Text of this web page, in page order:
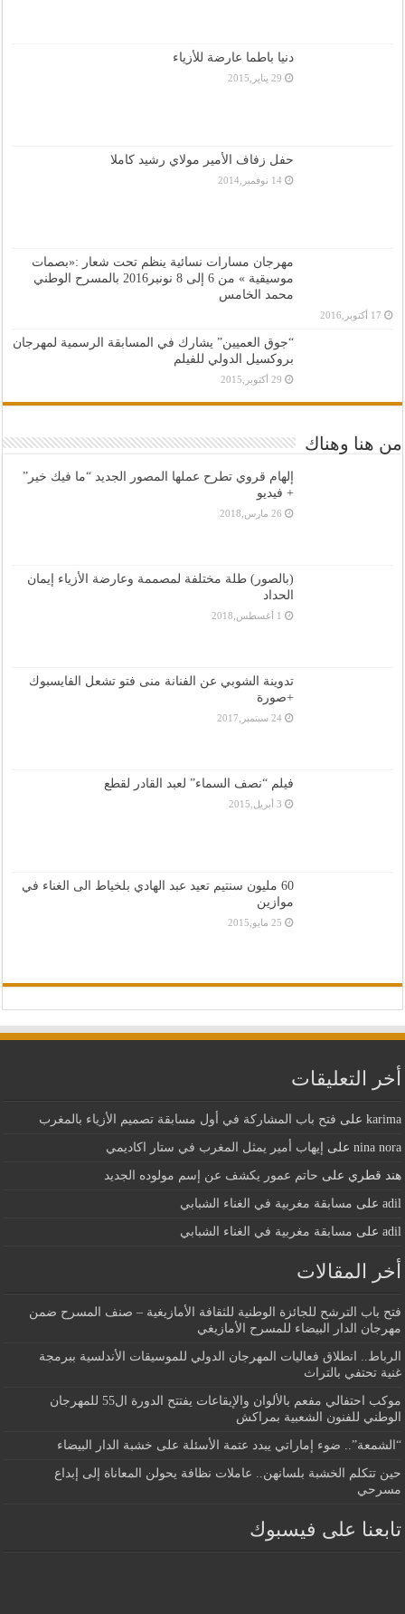
دنيا باطما عارضة للأزياء
29 يناير,2015
حفل زفاف الأمير مولاي رشيد كاملا
14 نوفمبر,2014
مهرجان مسارات نسائية ينظم تحت شعار :«بصمات
موسيقية » من 6 إلى 8 نونبر2016 بالمسرح الوطني
محمد الخامس
17 أكتوبر,2016
“جوق العميين” يشارك في المسابقة الرسمية لمهرجان
بروكسيل الدولي للفيلم
29 أكتوبر,2015
من هنا وهناك
إلهام قروي تطرح عملها المصور الجديد “ما فيك خير”
+ فيديو
26 مارس,2018
(بالصور) طلة مختلفة لمصممة وعارضة الأزياء إيمان
الحداد
1 أغسطس,2018
تدوينة الشوبي عن الفنانة منى فتو تشعل الفايسبوك
+صورة
24 سبتمبر,2017
فيلم “نصف السماء” لعبد القادر لقطع
3 أبريل,2015
60 مليون سنتيم تعيد عبد الهادي بلخياط الى الغناء في
موازين
25 مايو,2015
أخر التعليقات
karima على فتح باب المشاركة في أول مسابقة تصميم الأزياء بالمغرب
nina nora على إيهاب أمير يمثل المغرب في ستار اكاديمي
هند قطري على حاتم عمور يكشف عن إسم مولوده الجديد
adil على مسابقة مغربية في الغناء الشبابي
adil على مسابقة مغربية في الغناء الشبابي
أخر المقالات
فتح باب الترشح للجائزة الوطنية للثقافة الأمازيغية – صنف المسرح ضمن
مهرجان الدار البيضاء للمسرح الأمازيغي
الرباط.. انطلاق فعاليات المهرجان الدولي للموسيقات الأندلسية ببرمجة
غنية تحتفي بالتراث
موكب احتفالي مفعم بالألوان والإيقاعات يفتتح الدورة ال55 للمهرجان
الوطني للفنون الشعبية بمراكش
“الشمعة”.. ضوء إماراتي يبدد عتمة الأسئلة على خشبة الدار البيضاء
حين تتكلم الخشبة بلسانهن.. عاملات نظافة يحولن المعاناة إلى إبداع
مسرحي
تابعنا على فيسبوك